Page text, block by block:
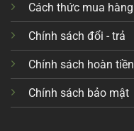
Cách thức mua hàng
Chính sách đổi - trả
Chính sách hoàn tiền
Chính sách bảo mật